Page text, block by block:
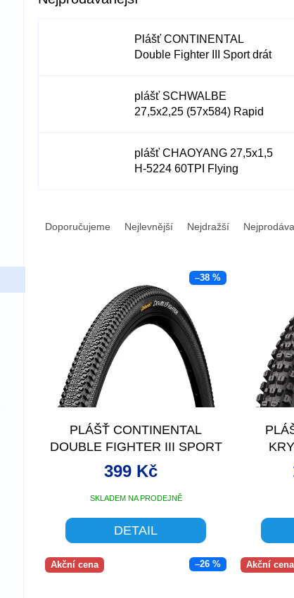
Plášť CONTINENTAL
Double Fighter III Sport drát
plášť SCHWALBE
27,5x2,25 (57x584) Rapid
plášť CHAOYANG 27,5x1,5
H-5224 60TPI Flying
Doporučujeme Nejlevnější Nejdražší
–38 %
PLÁŠŤ CONTINENTAL
DOUBLE FIGHTER III SPORT
DRÁT - 27.5X2.0
SKLADEM NA PRODEJNĚ
399 Kč
DETAIL
produktu
je
z
Akční cena –26 % Akční cena